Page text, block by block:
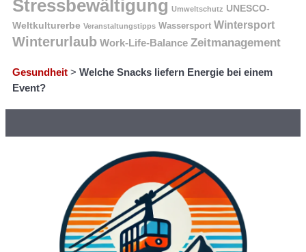
Stressbewältigung Umweltschutz UNESCO-
Weltkulturerbe Veranstaltungstipps Wassersport Wintersport
Winterurlaub Work-Life-Balance Zeitmanagement
Gesundheit > Welche Snacks liefern Energie bei einem
Event?